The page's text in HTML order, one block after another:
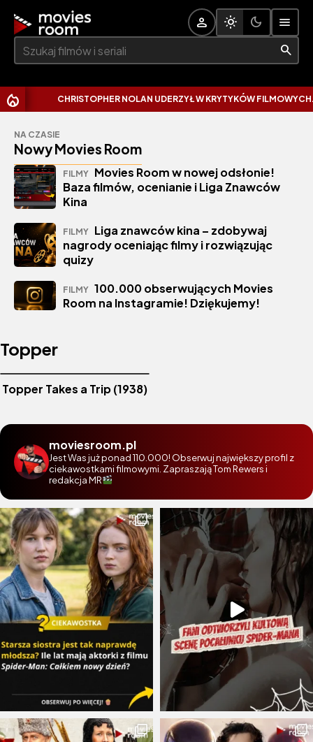
Szukaj:
CHRISTOPHER NOLAN UDERZYŁ W KRYTYKÓW FILMOWYCH.
NA CZASIE
Nowy Movies Room
FILMY Movies Room w nowej odsłonie!
Baza filmów, ocenianie i Liga Znawców
Kina
FILMY Liga znawców kina – zdobywaj
nagrody oceniając filmy i rozwiązując
quizy
FILMY 100.000 obserwujących Movies
Room na Instagramie! Dziękujemy!
Topper
Topper Takes a Trip (1938)
moviesroom.pl
Jest Was już ponad 110.000! Obserwuj największy profil z
ciekawostkami filmowymi. Zapraszają Tom Rewers i
redakcja MR